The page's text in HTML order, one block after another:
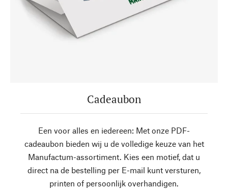
Cadeaubon
Een voor alles en iedereen: Met onze PDF-
cadeaubon bieden wij u de volledige keuze van het
Manufactum-assortiment. Kies een motief, dat u
direct na de bestelling per E-mail kunt versturen,
printen of persoonlijk overhandigen.